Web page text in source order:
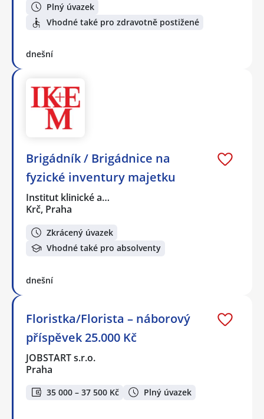
Plný úvazek
Vhodné také pro zdravotně postižené
dnešní
Brigádník / Brigádnice na
fyzické inventury majetku
Institut klinické a…
Krč, Praha
Zkrácený úvazek
Vhodné také pro absolventy
dnešní
Floristka/Florista – náborový
příspěvek 25.000 Kč
JOBSTART s.r.o.
Praha
35 000 – 37 500 Kč Plný úvazek